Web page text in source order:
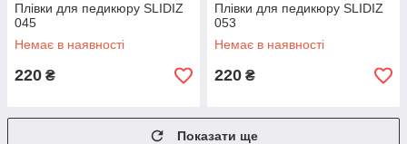
Плівки для педикюру SLIDIZ
045
Немає в наявності
220 ₴
Плівки для педикюру SLIDIZ
053
Немає в наявності
220 ₴
Показати ще